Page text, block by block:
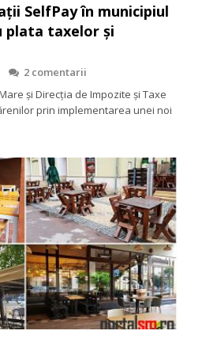
SelfPay în municipiul
plata taxelor și
2 comentarii
și Direcția de Impozite și Taxe
prin implementarea unei noi